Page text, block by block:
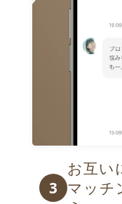
3
お互い
マッチ